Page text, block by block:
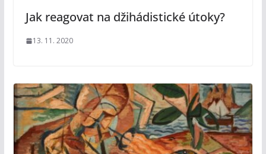
Jak reagovat na džihádistické útoky?
13. 11. 2020